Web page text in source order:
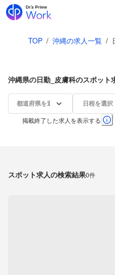
TOP / 沖縄の求人一覧 /
沖縄県の日勤_皮膚科のスポット
都道府県を選択 日程を選択
掲載終了した求人を表示する
スポット求人の検索結果0件